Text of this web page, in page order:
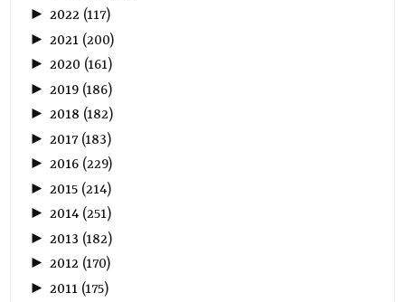
►2022 (117)
► 2021 (200)
►2020 (161)
► 2019 (186)
►2018 (182)
► 2017(183)
►2016 (229)
► 2015 (214)
►2014 (251)
► 2013 (182)
►2012 (170)
► 2011 (175)